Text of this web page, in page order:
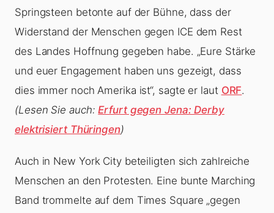
Springsteen betonte auf der Bühne, dass der
Widerstand der Menschen gegen ICE dem Rest
des Landes Hoffnung gegeben habe. „Eure Stärke
und euer Engagement haben uns gezeigt, dass
dies immer noch Amerika ist“, sagte er laut ORF.
(Lesen Sie auch:Erfurt gegen Jena: Derby
elektrisiert Thüringen)
Auch in New York City beteiligten sich zahlreiche
Menschen an den Protesten. Eine bunte Marching
Band trommelte auf dem Times Square „gegen